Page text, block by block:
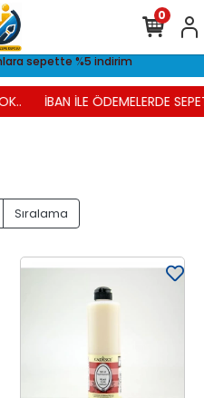
sepette %5 indirim
İBAN İLE ÖDEMELERDE
0
Sıralama